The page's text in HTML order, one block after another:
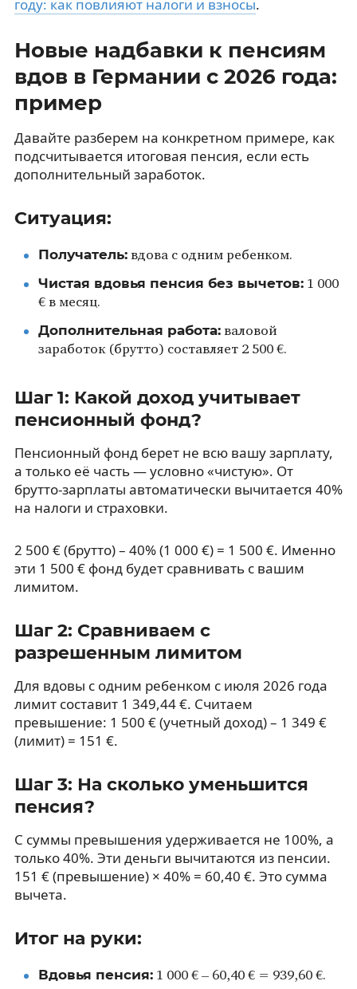
году: как повлияют налоги и взносы.
Новые надбавки к пенсиям
вдов в Германии с 2026 года:
пример
Давайте разберем на конкретном примере, как
подсчитывается итоговая пенсия, если есть
дополнительный заработок.
Ситуация:
Получатель:вдова с одним ребенком.
Чистая вдовья пенсия без вычетов:1 000
€ в месяц.
Дополнительная работа:валовой
заработок (брутто) составляет 2 500 €.
Шаг 1: Какой доход учитывает
пенсионный фонд?
Пенсионный фонд берет не всю вашу зарплату,
а только её часть — условно «чистую». От
брутто-зарплаты автоматически вычитается 40%
на налоги и страховки.
2 500 € (брутто) – 40% (1 000 €) = 1 500 €. Именно
эти 1 500 € фонд будет сравнивать с вашим
лимитом.
Шаг 2: Сравниваем с
разрешенным лимитом
Для вдовы с одним ребенком с июля 2026 года
лимит составит 1 349,44 €. Считаем
превышение: 1 500 € (учетный доход) – 1 349 €
(лимит) = 151 €.
Шаг 3: На сколько уменьшится
пенсия?
С суммы превышения удерживается не 100%, а
только 40%. Эти деньги вычитаются из пенсии.
151 € (превышение) × 40% = 60,40 €. Это сумма
вычета.
Итог на руки:
Вдовья пенсия:1 000 € – 60,40 € = 939,60 €.